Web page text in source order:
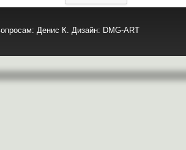
Денис К. Дизайн: DMG-ART